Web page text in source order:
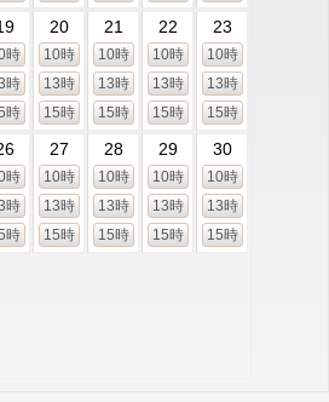
時
時
時
20
10時
13時
15時
21
10時
13時
15時
22
10時
13時
15時
23
10時
13時
15時
時
時
時
27
10時
13時
15時
28
10時
13時
15時
29
10時
13時
15時
30
10時
13時
15時